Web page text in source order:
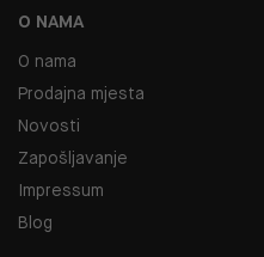
O NAMA
O nama
Prodajna mjesta
Novosti
Zapošljavanje
Impressum
Blog